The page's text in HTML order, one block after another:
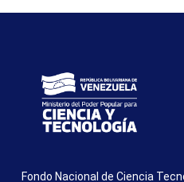
Fondo Nacional de Ciencia